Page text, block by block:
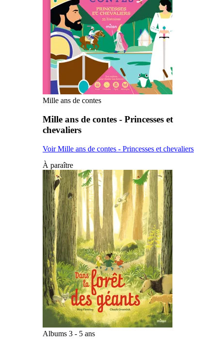
Mille ans de contes
Mille ans de contes - Princesses et
chevaliers
Voir Mille ans de contes - Princesses et chevaliers
À paraître
Albums 3 - 5 ans